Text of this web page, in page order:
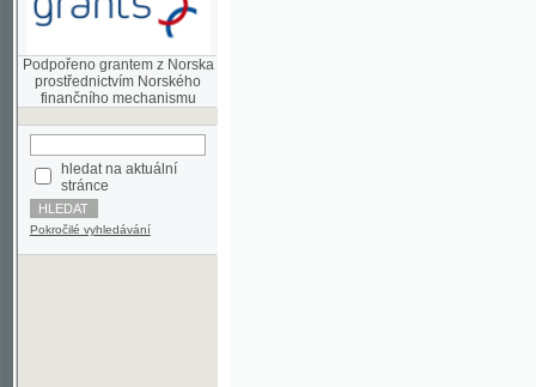
Podpořeno grantem z Norska
prostřednictvím Norského
hledat na aktuální
stránce
Pokročilé vyhledávání